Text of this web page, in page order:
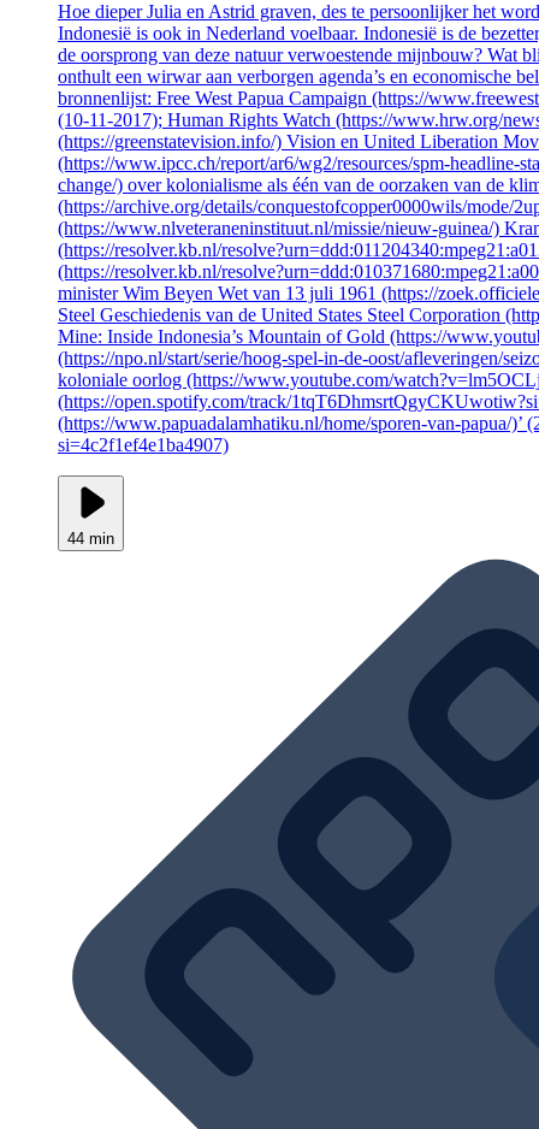
Hoe dieper Julia en Astrid graven, des te persoonlijker het
Indonesië is ook in Nederland voelbaar. Indonesië is de
de oorsprong van deze natuur verwoestende mijnbouw? Wat
onthult een wirwar aan verborgen agenda’s en economische
bronnenlijst: Free West Papua Campaign (https://
(10-11-2017); Human Rights Watch (https://www.hrw.org/
(https://greenstatevision.info/) Vision en United Liberation
(https://www.ipcc.ch/report/ar6/wg2/resources/spm-headline-
change/) over kolonialisme als één van de oorzaken van de
(https://archive.org/details/conquestofcopper0000wils/mode/
(https://www.nlveteraneninstituut.nl/missie/nieuw-guinea/)
(https://resolver.kb.nl/
(https://resolver.kb.nl/
minister Wim Beyen Wet van 13 juli 1961 (https://
Steel Geschiedenis van de United States Steel Corporation
Mine: Inside Indonesia’s Mountain of Gold (https://
(https://npo.nl/start/serie/hoog-spel-in-de-oost/afleveringen/
koloniale oorlog (https://www.youtube.com/
(https://open.spotify.com/track/
(https://www.papuadalamhatiku.nl/home/sporen-van-papua/
si=4c2f1ef4e1ba4907)
44 min